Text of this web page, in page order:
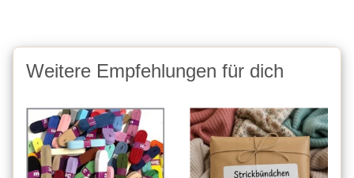
Weitere Empfehlungen für dich